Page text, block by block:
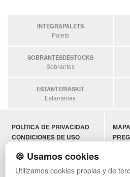
INTEGRAPALETS
Palets
SOBRANTESDESTOCKS
Sobrantes
ESTANTERIASKIT
Estanterias
POLÍTICA DE PRIVACIDAD
CONDICIONES DE USO
CONTACTO
QUIENES SOMOS
🍪 Usamos cookies
Utilizamos cookies propias y de